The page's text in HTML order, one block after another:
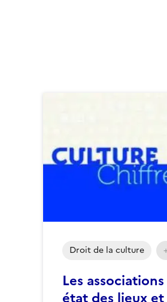
Les
Droit de la culture